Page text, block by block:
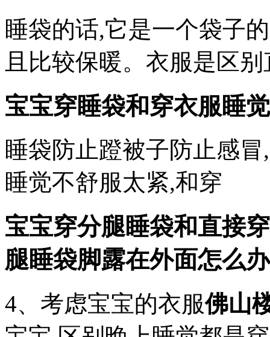
睡袋的话,它是一个袋子
且比较保暖。衣服是区
宝宝穿睡袋和穿衣服睡
睡袋防止蹬被子防止感
睡觉不舒服太紧,和穿
宝宝穿分腿睡袋和直接
腿睡袋脚露在外面怎么
4、考虑宝宝的衣服佛山